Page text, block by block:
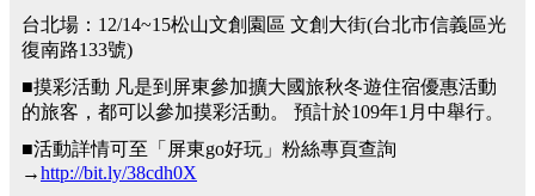
台北場：12/14~15松山文創園區 文創大街(台北市信義區光
復南路133號)
■摸彩活動 凡是到屏東參加擴大國旅秋冬遊住宿優惠活動
的旅客，都可以參加摸彩活動。 預計於109年1月中舉行。
■活動詳情可至「屏東go好玩」粉絲專頁查詢
→http://bit.ly/38cdh0X